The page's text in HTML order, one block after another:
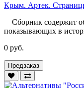
Крым. Артек.
Сборник содержит
показывающих в
0 руб.
Предзаказ